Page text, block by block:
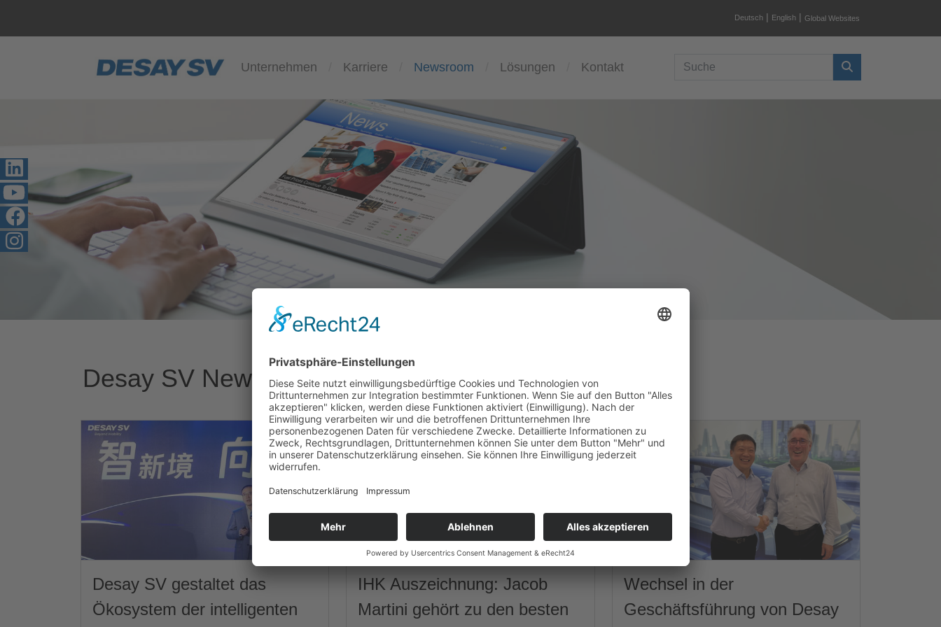
Deutsch | English | Global Websites
Unternehmen Karriere Newsroom Lösungen Kontakt
Desay SV News
Desay SV gestaltet das
Ökosystem der intelligenten
IHK Auszeichnung: Jacob
Martini gehört zu den besten
Wechsel in der
Geschäftsführung von Desay